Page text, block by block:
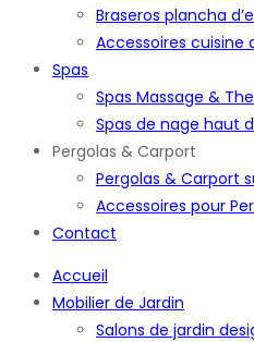
Braseros plancha
Accessoires cuisine
Spas
Spas Massage &
Spas de nage haut
Pergolas & Carport
Pergolas & Carport
Accessoires pour
Contact
Accueil
Mobilier de Jardin
Salons de jardin